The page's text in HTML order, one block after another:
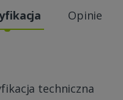
Opinie
techniczna